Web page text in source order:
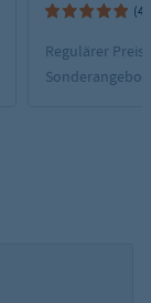
(4)
Regulärer Preis:
Sonderangebot: